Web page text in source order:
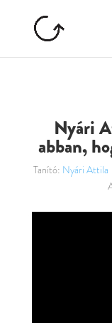
Nyári
abban,
Tanító: Nyári Attila